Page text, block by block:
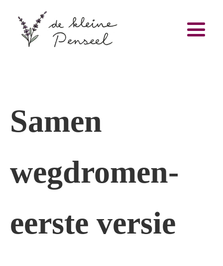
Samen
wegdromen-
eerste versie